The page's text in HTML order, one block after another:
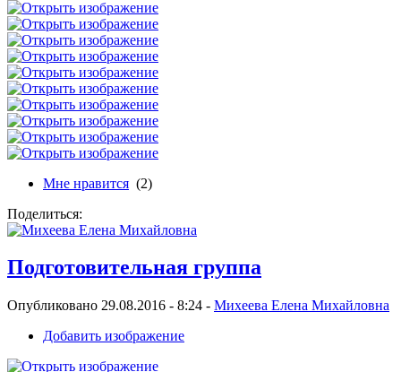
Мне нравится (2)
Поделиться:
Подготовительная группа
Опубликовано 29.08.2016 - 8:24 - Михеева Елена Михайловна
Добавить изображение